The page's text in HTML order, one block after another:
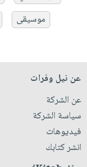
موسيقى
عن نيل وفرات
عن الشركة
سياسة الشركة
فيديوهات
انشر كتابك